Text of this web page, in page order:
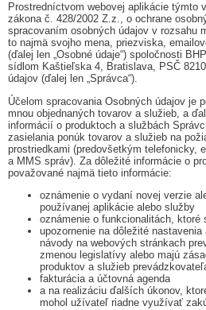
Prostredníctvom webovej aplikácie týmto
zákona č. 428/2002 Z.z., o ochrane
spracovaním osobných údajov v rozsahu
to najmä svojho mena, priezviska,
(ďalej len „Osobné údaje“) spoločnosti
sídlom Kaštieľska 4, Bratislava, PSČ
údajov (ďalej len „Správca“).
Účelom spracovania Osobných údajov je
mnou objednaných tovarov a služieb, a
informácií o produktoch a službách
zasielania ponúk tovarov a služieb na
prostriedkami (predovšetkým telefonicky,
a MMS správ). Za dôležité informácie o
považované najmä tieto informácie:
oznámenie o vydaní novej verzie
používanej aplikácie alebo služby
oznámenie o funkcionalitách,
upozornenie na dôležité
návody na webových stránkach
zmenou legislatívy alebo majú
produktov a služieb
fakturácia a účtovná agenda
a na realizáciu ďalších úkonov,
mohol užívateľ riadne využívať